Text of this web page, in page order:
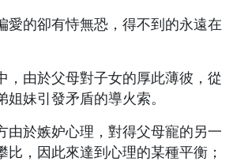
愛的卻有恃無恐，得不到的永遠在
，由於父母對子女的厚此薄彼，從
姐妹引發矛盾的導火索。
由於嫉妒心理，對得父母寵的另一
比，因此來達到心理的某種平衡；